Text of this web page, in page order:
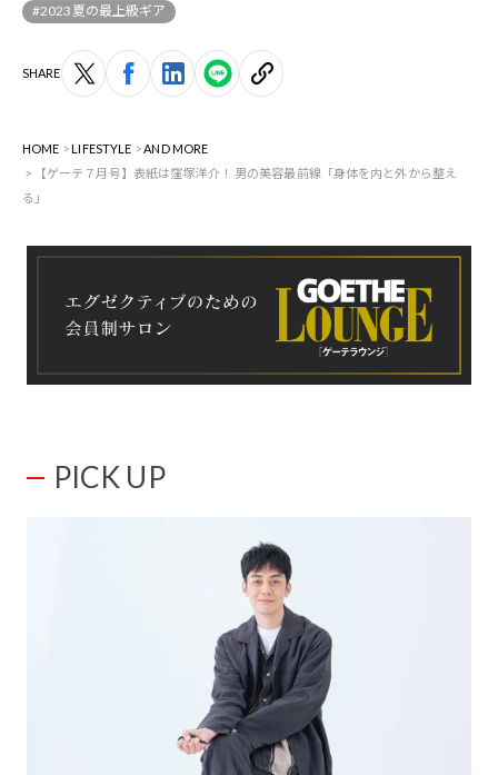
#2023夏の最上級ギア
SHARE
HOME LIFESTYLE
AND MORE
【ゲーテ７月号】表紙は窪塚洋介！ 男の美容最前線「身体を内と外から整え
る」
PICK UP